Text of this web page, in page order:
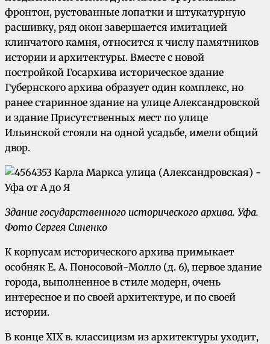
фронтон, рустованные лопатки и штукатурную
расшивку, ряд окон завершается имитацией
клинчатого камня, относится к числу памятников
истории и архитектуры. Вместе с новой
постройкой Госархива историческое здание
Губернского архива образует один комплекс, но
ранее старинное здание на улице Александровской
и здание Присутственных мест по улице
Ильинской стояли на одной усадьбе, имели общий
двор.
Здание государственного исторического архива. Уфа.
Фото Сергея Синенко
К корпусам исторического архива примыкает
особняк Е. А. Поносовой-Молло (д. 6), первое здание
города, выполненное в стиле модерн, очень
интересное и по своей архитектуре, и по своей
истории.
В конце XIX в. классицизм из архитектуры уходит,